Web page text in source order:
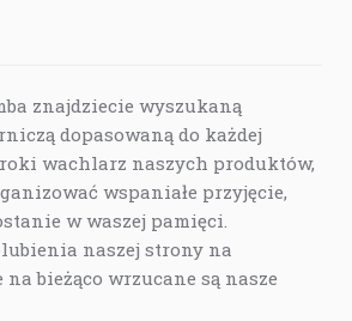
znajdziecie wyszukaną
dopasowaną do każdej
wachlarz naszych produktów,
wspaniałe przyjęcie,
w waszej pamięci.
naszej strony na
na bieżąco wrzucane są nasze